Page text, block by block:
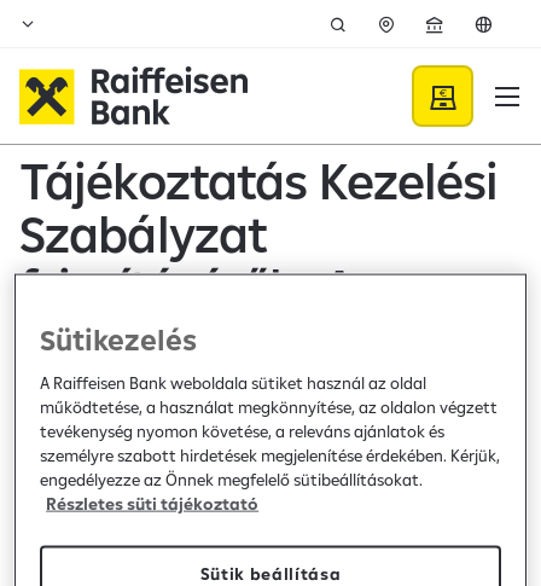
Ugrás a fő tartalomhoz
Közzétételek - Raiffeisen
Tájékoztatás Kezelési
Szabályzat
frissítéséről - Ampega
Investment GmbH / C-
QUADRAT ARTS Total
Return Balanced
Bank közzététel / 2026. május 20.
Hirdetmény
Sütikezelés
A Raiffeisen Bank weboldala sütiket használ az oldal
működtetése, a használat megkönnyítése, az oldalon végzett
tevékenység nyomon követése, a releváns ajánlatok és
személyre szabott hirdetések megjelenítése érdekében. Kérjük,
engedélyezze az Önnek megfelelő sütibeállításokat.
Részletes süti tájékoztató
Sütik beállítása